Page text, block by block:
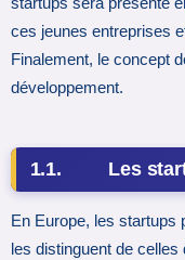
ces jeunes entreprises
Finalement, le concept
développement.
1.1. Les
En Europe, les startups
les distinguent de